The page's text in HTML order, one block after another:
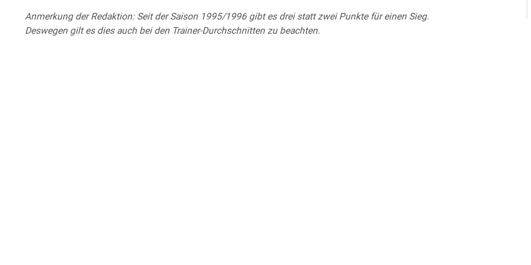
Anmerkung der Redaktion: Seit der Saison 1995/1996 gibt es drei statt zwei Punkte für einen Sieg.
Deswegen gilt es dies auch bei den Trainer-Durchschnitten zu beachten.